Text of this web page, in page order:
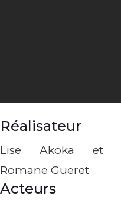
Réalisateur
Lise Akoka et
Romane Gueret
Acteurs